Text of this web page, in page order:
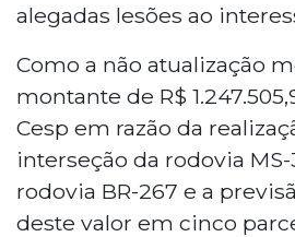
alegadas lesões ao
Como a não atualização
montante de R$
Cesp em razão da
interseção da rodovia
rodovia BR-267 e a
deste valor em cinco